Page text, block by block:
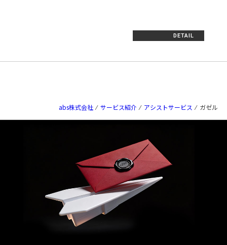
DETAIL
abs株式会社 ⁄ サービス紹介 ⁄ アシストサービス ⁄ ガゼル